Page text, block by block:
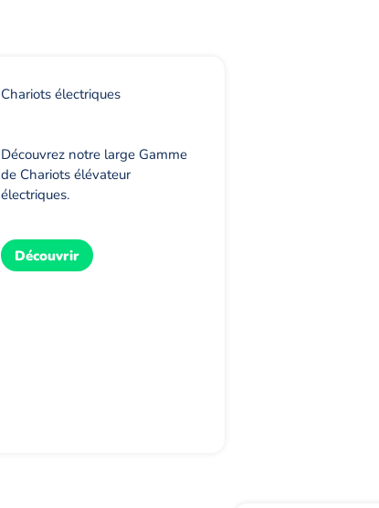
Chariots électriques
Découvrez notre large Gamme
de Chariots élévateur
électriques.
Découvrir